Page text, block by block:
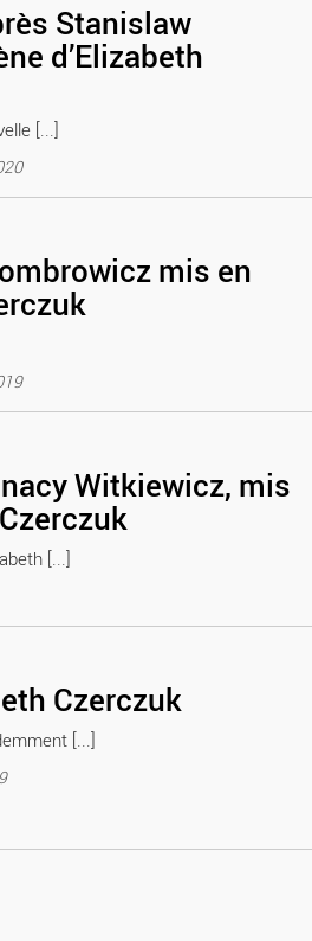
Stanislaw
d’Elizabeth
[...]
mis en
Paris Théâtre Elizabeth Czerczuk
Witkiewicz, mis
[...]
Théâtre Paris Théâtre Elizabeth
Czerczuk
[...]